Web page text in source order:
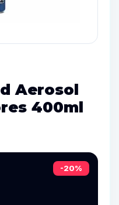
Aerosol
400ml
-20%